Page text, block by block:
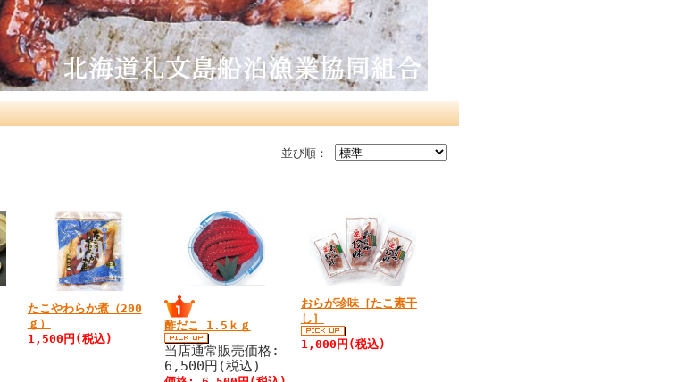
並び順：
たこやわらか煮（200
ｇ）
1,500円(税込)
酢だこ 1.5ｋｇ
当店通常販売価格:
6,500円(税込)
おらが珍味［たこ素干
し］
1,000円(税込)